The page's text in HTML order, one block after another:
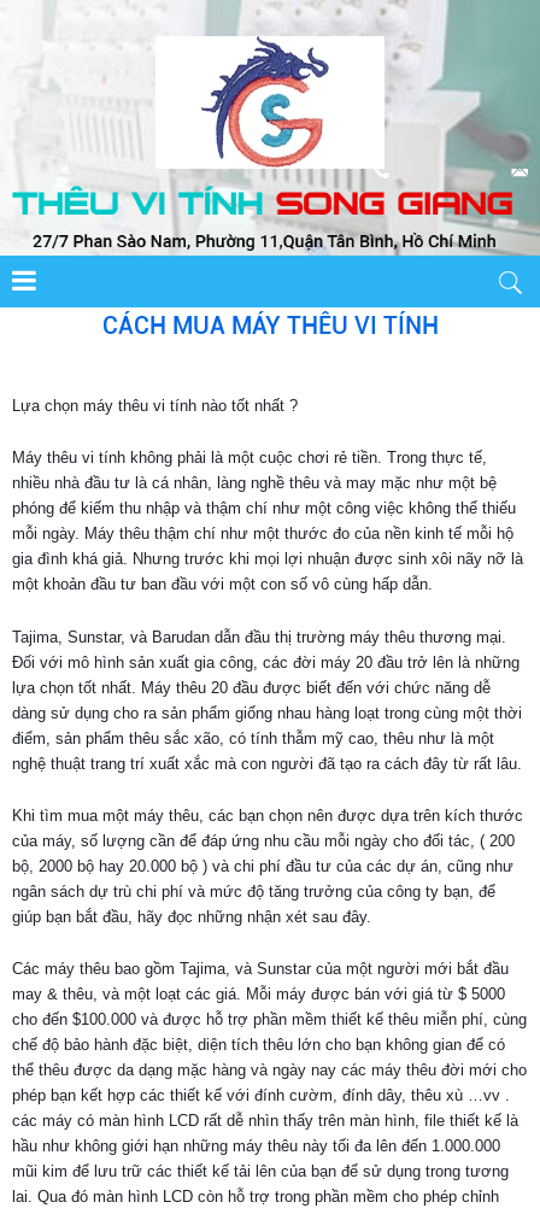
CÁCH MUA MÁY THÊU VI TÍNH
Lựa chọn máy thêu vi tính nào tốt nhất ?
Máy thêu vi tính không phải là một cuộc chơi rẻ tiền. Trong thực tế,
nhiều nhà đầu tư là cá nhân, làng nghề thêu và may mặc như một bệ
phóng để kiếm thu nhập và thậm chí như một công việc không thể thiếu
mỗi ngày. Máy thêu thậm chí như một thước đo của nền kinh tế mỗi hộ
gia đình khá giả. Nhưng trước khi mọi lợi nhuận được sinh xôi nãy nỡ là
một khoản đầu tư ban đầu với một con số vô cùng hấp dẫn.
Tajima, Sunstar, và Barudan dẫn đầu thị trường máy thêu thương mại.
Đối với mô hình sản xuất gia công, các đời máy 20 đầu trở lên là những
lựa chọn tốt nhất. Máy thêu 20 đầu được biết đến với chức năng dễ
dàng sử dụng cho ra sản phẩm giống nhau hàng loạt trong cùng một thời
điểm, sản phẩm thêu sắc xão, có tính thẫm mỹ cao, thêu như là một
nghệ thuật trang trí xuất xắc mà con người đã tạo ra cách đây từ rất lâu.
Khi tìm mua một máy thêu, các bạn chọn nên được dựa trên kích thước
của máy, số lượng cần để đáp ứng nhu cầu mỗi ngày cho đối tác, ( 200
bộ, 2000 bộ hay 20.000 bộ ) và chi phí đầu tư của các dự án, cũng như
ngân sách dự trù chi phí và mức độ tăng trưởng của công ty bạn, để
giúp bạn bắt đầu, hãy đọc những nhận xét sau đây.
Các máy thêu bao gồm Tajima, và Sunstar của một người mới bắt đầu
may & thêu, và một loạt các giá. Mỗi máy được bán với giá từ $ 5000
cho đến $100.000 và được hỗ trợ phần mềm thiết kế thêu miễn phí, cùng
chế độ bảo hành đặc biệt, diện tích thêu lớn cho bạn không gian để có
thể thêu được da dạng mặc hàng và ngày nay các máy thêu đời mới cho
phép bạn kết hợp các thiết kế với đính cườm, đính dây, thêu xù …vv .
các máy có màn hình LCD rất dễ nhìn thấy trên màn hình, file thiết kế là
hầu như không giới hạn những máy thêu này tối đa lên đến 1.000.000
mũi kim để lưu trữ các thiết kế tải lên của bạn để sử dụng trong tương
lai. Qua đó màn hình LCD còn hỗ trợ trong phần mềm cho phép chỉnh